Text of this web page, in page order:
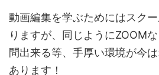
動画編集を学ぶためにはスク
りますが、同じようにZOOM
問出来る等、手厚い環境が今
あります！